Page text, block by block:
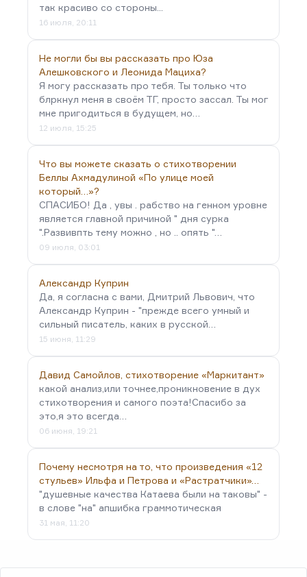
так красиво со стороны...
16 июля, 20:11
Не могли бы вы рассказать про Юза
Алешковского и Леонида Мациха?
Я могу рассказать про тебя. Ты только что
блркнул меня в своём ТГ, просто зассал. Ты мог
мне пригодиться в будущем, но…
12 июля, 15:25
Что вы можете сказать о стихотворении
Беллы Ахмадулиной «По улице моей
который…»?
СПАСИБО! Да , увы . рабство на генном уровне
является главной причиной " дня сурка
".Развивпть тему можно , но .. опять "…
09 июля, 03:01
Александр Куприн
Да, я согласна с вами, Дмитрий Львович, что
Александр Куприн - "прежде всего умный и
сильный писатель, каких в русской…
15 июня, 11:29
Давид Самойлов, стихотворение «Маркитант»
какой анализ,или точнее,проникновение в дух
стихотворения и самого поэта!Спасибо за
это,я это всегда…
06 июня, 19:21
Почему несмотря на то, что произведения «12
стульев» Ильфа и Петрова и «Растратчики»…
"душевные качества Катаева были на таковы" -
в слове "на" апшибка граммотическая
31 мая, 11:20